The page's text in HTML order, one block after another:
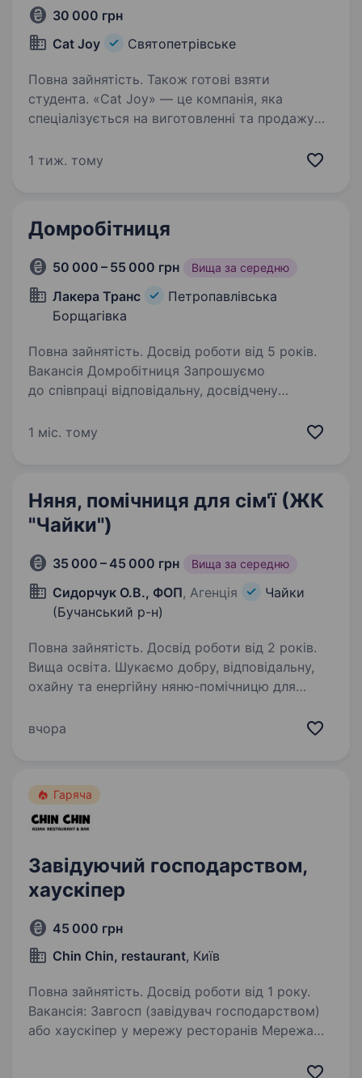
30 000 грн
Cat Joy
Святопетрівське
Повна зайнятість. Також готові взяти
студента. «Cat Joy» — це компанія, яка
спеціалізується на виготовленні та продажу
виготовляються з натуральних матеріалів,
1 тиж. тому
Домробітниця
50 000 – 55 000 грн Вища за середню
Лакера Транс
Петропавлівська
Борщагівка
Повна зайнятість. Досвід роботи від 5 років.
Вакансія Домробітниця Запрошуємо
до співпраці відповідальну, досвідчену
в приватному будинку. Якщо ви любите
1 міс. тому
Няня, помічниця для сім'ї (ЖК
"Чайки")
35 000 – 45 000 грн Вища за середню
Сидорчук О.В., ФОП, Агенція
Чайки
(Бучанський р-н)
Повна зайнятість. Досвід роботи від 2 років.
Вища освіта. Шукаємо добру, відповідальну,
охайну та енергійну няню-помічницю для
дитина — хлопчик 3 років. Він дуже активний,
вчора
Гаряча
Завідуючий господарством,
хаускіпер
45 000 грн
Chin Chin, restaurant, Київ
Повна зайнятість. Досвід роботи від 1 року.
Вакансія: Завгосп (завідувач господарством)
або хаускіпер у мережу ресторанів Мережа
та організованого завгоспа на своему авто